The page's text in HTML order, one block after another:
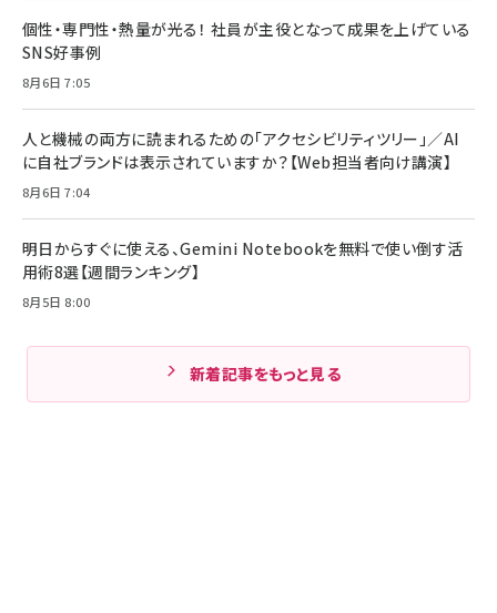
個性・専門性・熱量が光る！ 社員が主役となって成果を上げている
SNS好事例
8月6日 7:05
人と機械の両方に読まれるための「アクセシビリティツリー」／AI
に自社ブランドは表示されていますか？【Web担当者向け講演】
8月6日 7:04
明日からすぐに使える、Gemini Notebookを無料で使い倒す活
用術8選【週間ランキング】
8月5日 8:00
新着記事をもっと見る